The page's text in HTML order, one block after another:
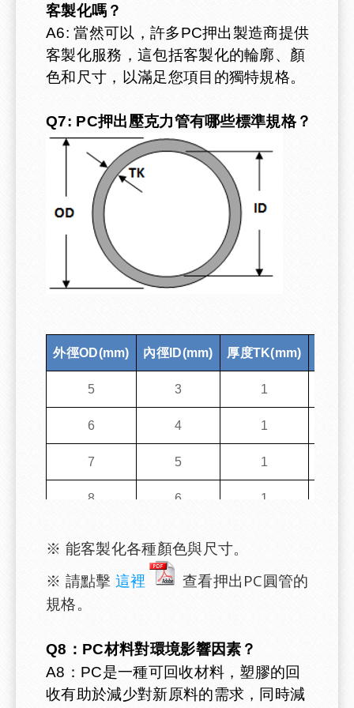
客製化嗎？
A6: 當然可以，許多PC押出製造商提供
客製化服務，這包括客製化的輪廓、顏
色和尺寸，以滿足您項目的獨特規格。
Q7: PC押出壓克力管有哪些標準規格？
外徑OD(mm) 內徑ID(mm) 厚度TK(mm)
5 3 1
6 4 1
7 5 1
8 6 1
10 8
10 6
12 10 1
※ 能客製化各種顏色與尺寸。
※ 請點擊 這裡
查看押出PC圓管的
規格。
Q8：PC材料對環境影響因素？
A8：PC是一種可回收材料，塑膠的回
收有助於減少對新原料的需求，同時減